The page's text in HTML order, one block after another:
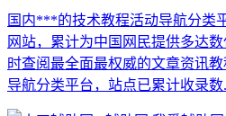
国内***的技术教程活动导航分类
网站，累计为中国网民提供多达
时查阅最全面最权威的文章资讯
导航分类平台，站点已累计收录数